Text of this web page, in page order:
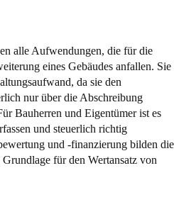
alle Aufwendungen, die für die
eines Gebäudes anfallen. Sie
da sie den
nur über die Abschreibung
Bauherren und Eigentümer ist es
und steuerlich richtig
und -finanzierung bilden die
für den Wertansatz von